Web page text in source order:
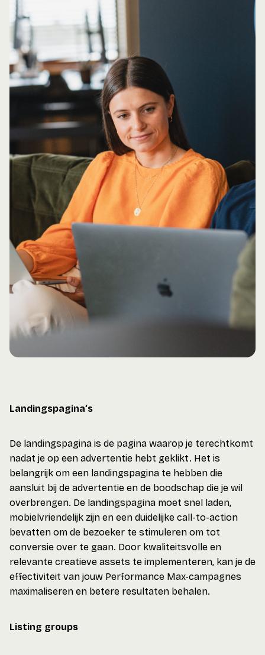
Landingspagina’s
De landingspagina is de pagina waarop je terechtkomt
nadat je op een advertentie hebt geklikt. Het is
belangrijk om een landingspagina te hebben die
aansluit bij de advertentie en de boodschap die je wil
overbrengen. De landingspagina moet snel laden,
mobielvriendelijk zijn en een duidelijke call-to-action
bevatten om de bezoeker te stimuleren om tot
conversie over te gaan. Door kwaliteitsvolle en
relevante creatieve assets te implementeren, kan je de
effectiviteit van jouw Performance Max-campagnes
maximaliseren en betere resultaten behalen.
Listing groups